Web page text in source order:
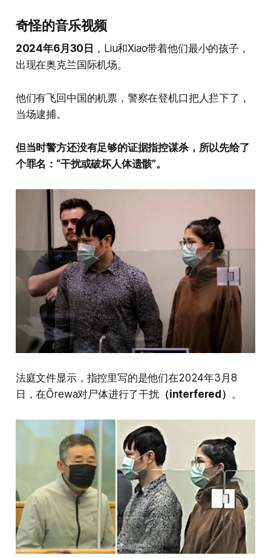
奇怪的音乐视频
2024年6月30日 ，Liu和Xiao带着他们最小的孩子，
出现在奥克兰国际机场。
他们有飞回中国的机票，警察在登机口把人拦下了，
当场逮捕。
但当时警方还没有足够的证据指控谋杀，所以先给了
个罪名：“干扰或破坏人体遗骸”。
法庭文件显示，指控里写的是他们在2024年3月8
日，在Ōrewa对尸体进行了干扰（interfered） 。